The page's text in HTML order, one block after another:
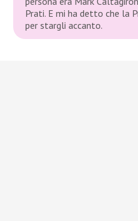
Prati. E mi ha detto che la
per stargli accanto.